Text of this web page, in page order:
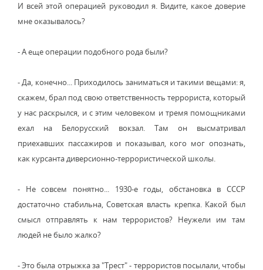
И всей этой операцией руководил я. Видите, какое доверие
мне оказывалось?
- А еще операции подобного рода были?
- Да, конечно... Приходилось заниматься и такими вещами: я,
скажем, брал под свою ответственность террориста, который
у нас раскрылся, и с этим человеком и тремя помощниками
ехал на Белорусский вокзал. Там он высматривал
приехавших пассажиров и показывал, кого мог опознать,
как курсанта диверсионно-террористической школы.
- Не совсем понятно... 1930-е годы, обстановка в СССР
достаточно стабильна, Советская власть крепка. Какой был
смысл отправлять к нам террористов? Неужели им там
людей не было жалко?
- Это была отрыжка за "Трест" - террористов посылали, чтобы